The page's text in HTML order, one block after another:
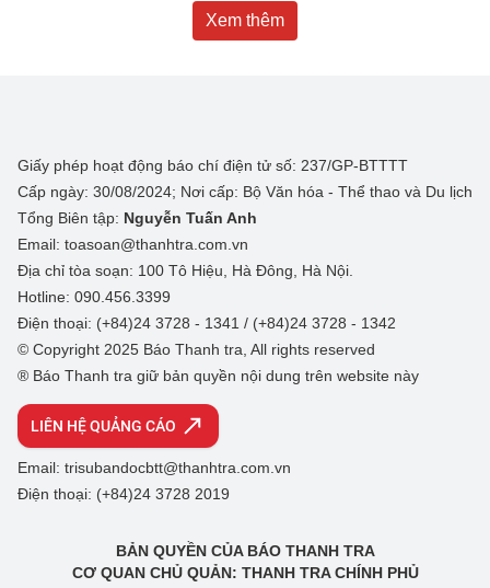
Xem thêm
Giấy phép hoạt động báo chí điện tử số: 237/GP-BTTTT
Cấp ngày: 30/08/2024; Nơi cấp: Bộ Văn hóa - Thể thao và Du lịch
Tổng Biên tập: Nguyễn Tuấn Anh
Email: toasoan@thanhtra.com.vn
Địa chỉ tòa soạn: 100 Tô Hiệu, Hà Đông, Hà Nội.
Hotline: 090.456.3399
Điện thoại: (+84)24 3728 - 1341 / (+84)24 3728 - 1342
© Copyright 2025 Báo Thanh tra, All rights reserved
® Báo Thanh tra giữ bản quyền nội dung trên website này
LIÊN HỆ QUẢNG CÁO
Email: trisubandocbtt@thanhtra.com.vn
Điện thoại: (+84)24 3728 2019
BẢN QUYỀN CỦA BÁO THANH TRA
CƠ QUAN CHỦ QUẢN: THANH TRA CHÍNH PHỦ